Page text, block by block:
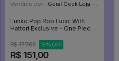
Vendido por: Geral Geek Loja - SP
Funko Pop Rob Lucci With
Hattori Exclusive - One Piece
R$ 177,65
15% OFF
R$ 151,00